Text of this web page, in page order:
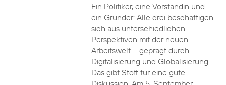
Ein Politiker, eine Vorständin und
ein Gründer: Alle drei beschäftigen
sich aus unterschiedlichen
Perspektiven mit der neuen
Arbeitswelt – geprägt durch
Digitalisierung und Globalisierung.
Das gibt Stoff für eine gute